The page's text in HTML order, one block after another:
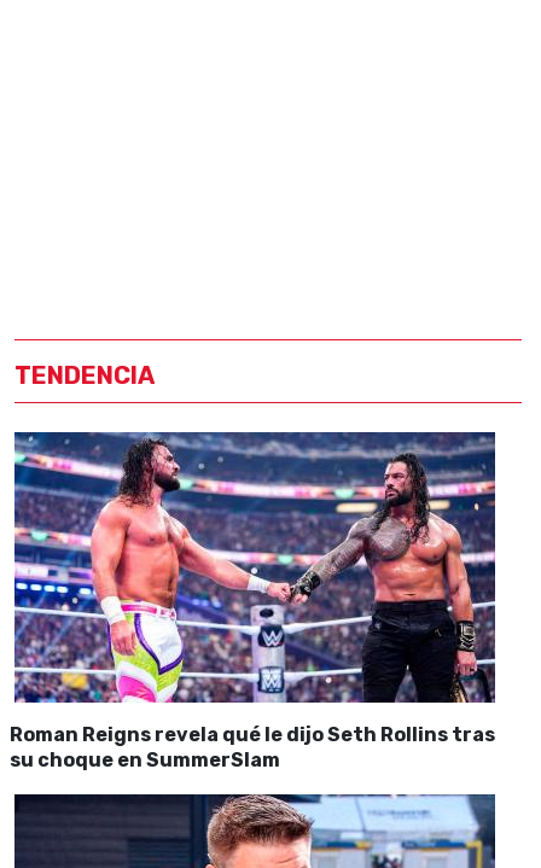
TENDENCIA
Roman Reigns revela qué le dijo Seth Rollins tras
su choque en SummerSlam